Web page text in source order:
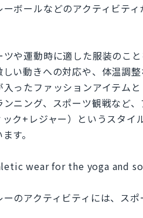
ボールなどのアクティビテ
や運動時に適した服装のこ
い動きへの対応や、体温調
ったファッションアイテム
ニング、スポーツ観戦など
ク+レジャー）というスタ
す。
wear for the yoga and
のアクティビティには、スポ